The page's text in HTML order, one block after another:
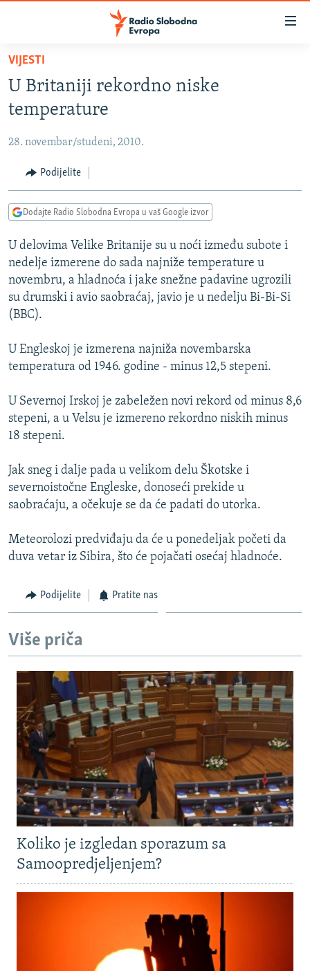
Pređite
glavni
sadržaj
na
navigaciju
Pređite
na
BOSNA I HERCEGOVINA
SRBIJA
KOSOVO
CRNA GORA
VIDEO
FOTOGALERIJE
INFOGRAFIKE
PODCASTI
RAT U UKRAJINI
KINA NA BALKANU
RSE PRIČE IZ SVIJETA
ISPRIČAJ MI
DNEVNO@RSE
SPECIJALI RSE
VIŠE OD NASLOVA
GENOCID U SREBRENICI
TV LIBERTY
POST SCRIPTUM
TRI DECENIJE OD RATA U BIH
NASTANAK I RASPAD JUGOSLAVIJE
PRATITE NAS
Sve RFE/RL stranice
VIJESTI
U Britaniji rekordno niske
temperature
28. novembar/studeni, 2010.
Podijelite
Dodajte Radio Slobodna Evropa u vaš Google izvor
U delovima Velike Britanije su u noći između subote i
nedelje izmerene do sada najniže temperature u
novembru, a hladnoća i jake snežne padavine ugrozili
su drumski i avio saobraćaj, javio je u nedelju Bi-Bi-Si
(BBC).
U Engleskoj je izmerena najniža novembarska
temperatura od 1946. godine - minus 12,5 stepeni.
U Severnoj Irskoj je zabeležen novi rekord od minus 8,6
stepeni, a u Velsu je izmereno rekordno niskih minus
18 stepeni.
Jak sneg i dalje pada u velikom delu Škotske i
severnoistočne Engleske, donoseći prekide u
saobraćaju, a očekuje se da će padati do utorka.
Meteorolozi predviđaju da će u ponedeljak početi da
duva vetar iz Sibira, što će pojačati osećaj hladnoće.
Podijelite Pratite nas
Više priča
Koliko je izgledan sporazum sa
Samoopredjeljenjem?